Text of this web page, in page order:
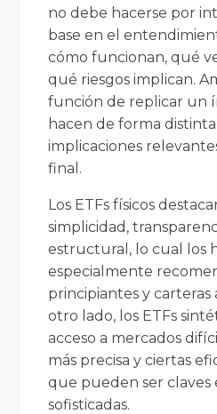
no debe hacerse por
base en el
cómo funcionan, qué
qué riesgos implican.
función de replicar un
hacen de forma
implicaciones
final.
Los ETFs físicos
simplicidad,
estructural, lo cual los
especialmente
principiantes y carteras
otro lado, los ETFs
acceso a mercados
más precisa y ciertas
que pueden ser claves
sofisticadas.